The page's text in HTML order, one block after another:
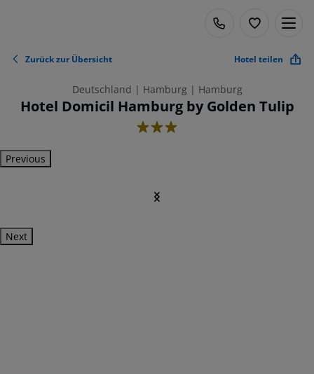
Zurück zur Übersicht Hotel teilen
Deutschland | Hamburg | Hamburg
Hotel Domicil Hamburg by Golden Tulip
3
Previous
Next